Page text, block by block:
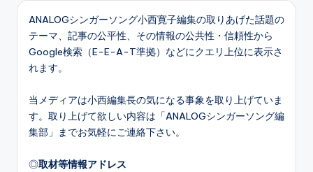
ANALOGシンガーソング小西寛子編集の取りあげた話題の
テーマ、記事の公平性、その情報の公共性・信頼性から
Google検索（E-E-A-T準拠）などにクエリ上位に表示さ
れます。
当メディアは小西編集長の気になる事象を取り上げていま
す。取り上げて欲しい内容は「ANALOGシンガーソング編
集部」までお気軽にご連絡下さい。
◎取材等情報アドレス